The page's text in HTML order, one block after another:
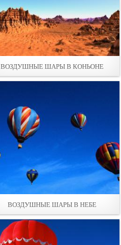
ВОЗДУШНЫЕ ШАРЫ В КОНЬОНЕ
ВОЗДУШНЫЕ ШАРЫ В НЕБЕ